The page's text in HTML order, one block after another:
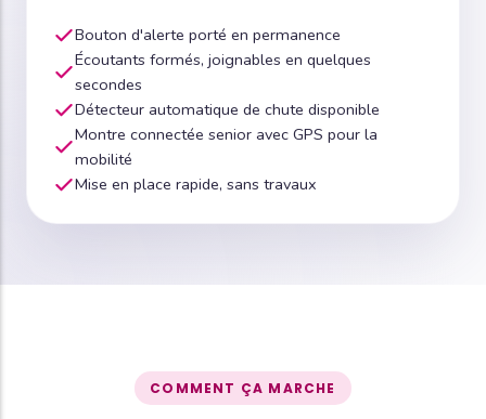
Bouton d'alerte porté en permanence
Écoutants formés, joignables en quelques
secondes
Détecteur automatique de chute disponible
Montre connectée senior avec GPS pour la
mobilité
Mise en place rapide, sans travaux
COMMENT ÇA MARCHE